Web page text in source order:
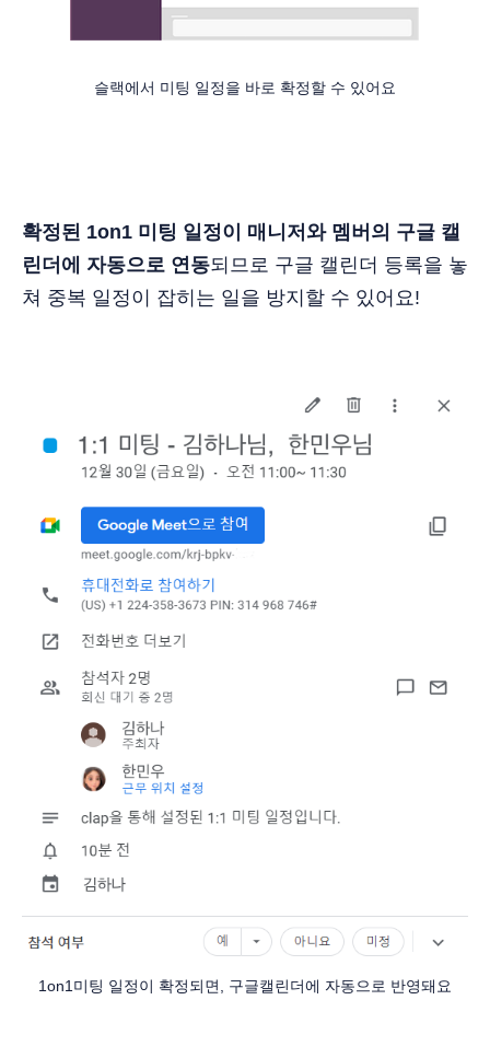
슬랙에서 미팅 일정을 바로 확정할 수 있어요
확정된 1on1 미팅 일정이 매니저와 멤버의 구글 캘
린더에 자동으로 연동되므로 구글 캘린더 등록을 놓
쳐 중복 일정이 잡히는 일을 방지할 수 있어요!
1on1미팅 일정이 확정되면, 구글캘린더에 자동으로 반영돼요